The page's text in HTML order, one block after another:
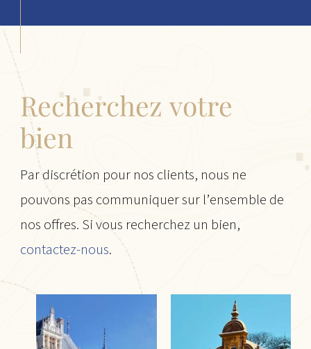
Recherchez votre
bien
Par discrétion pour nos clients, nous ne
pouvons pas communiquer sur l’ensemble de
nos offres. Si vous recherchez un bien,
contactez-nous.